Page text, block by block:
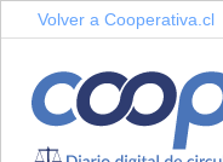
Volver a Cooperativa.cl